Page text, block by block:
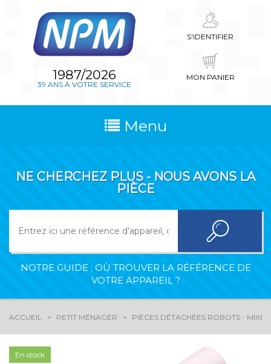
1987/2026
39 ANS À VOTRE SERVICE
S'IDENTIFIER
MON PANIER
Menu
NE CHERCHEZ PLUS - NOUS AVONS LA
PIÈCE
NOTRE GUIDE : OÙ TROUVER LA RÉFÉRENCE DE
VOTRE APPAREIL ?
ACCUEIL PETIT MÉNAGER PIÈCES DÉTACHÉES ROBOTS -
En stock